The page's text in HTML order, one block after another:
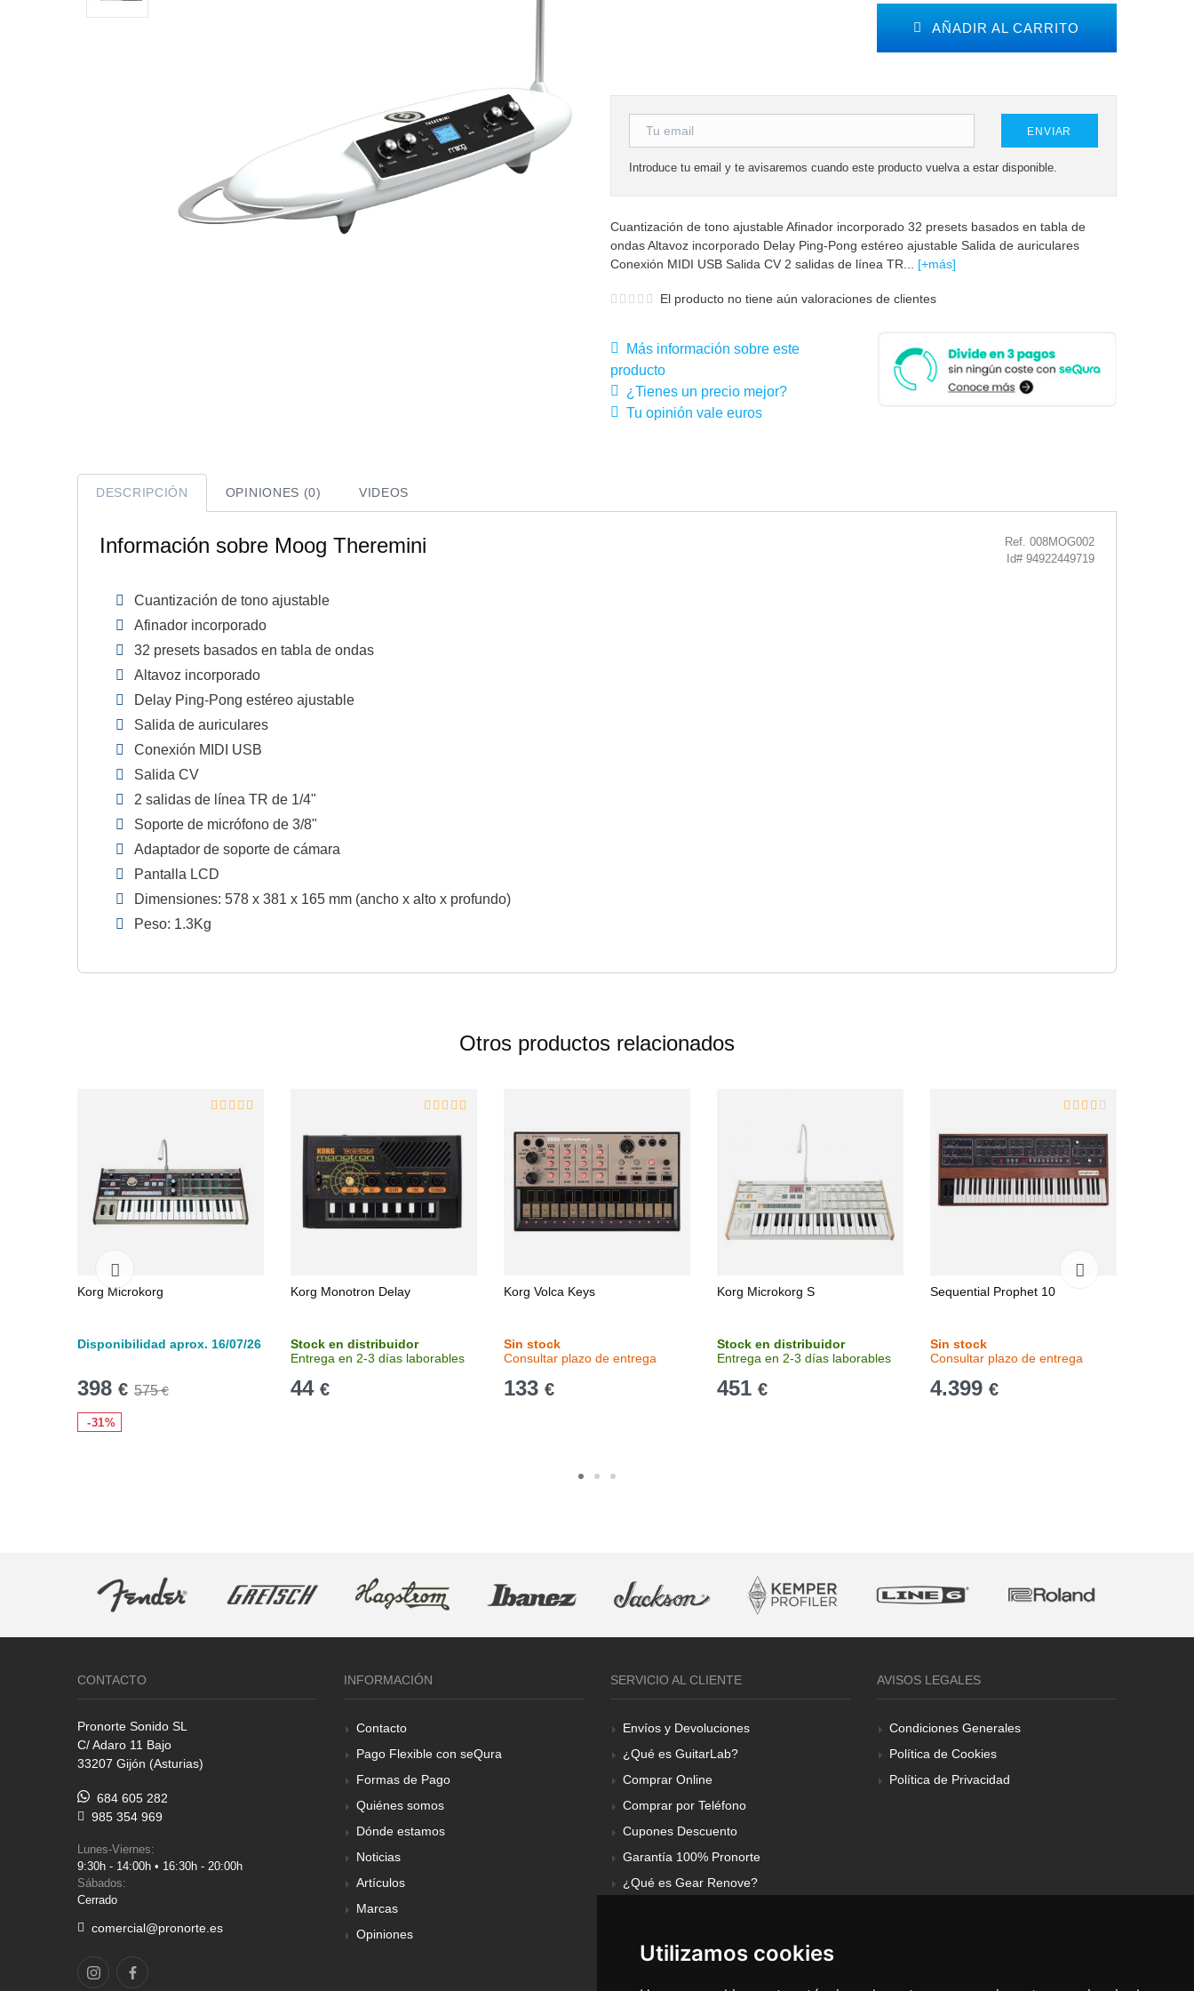
Utilizamos cookies
AÑADIR AL CARRITO
ENVIAR
Introduce tu email y te avisaremos cuando este producto vuelva a estar disponible.
Cuantización de tono ajustable Afinador incorporado 32 presets basados en tabla de
ondas Altavoz incorporado Delay Ping-Pong estéreo ajustable Salida de auriculares
Conexión MIDI USB Salida CV 2 salidas de línea TR... [+más]
El producto no tiene aún valoraciones de clientes
Más información sobre este
producto
¿Tienes un precio mejor?
Tu opinión vale euros
DESCRIPCIÓN OPINIONES (0) VIDEOS
Información sobre Moog Theremini
Ref. 008MOG002
Id# 94922449719
Cuantización de tono ajustable
Afinador incorporado
32 presets basados en tabla de ondas
Altavoz incorporado
Delay Ping-Pong estéreo ajustable
Salida de auriculares
Conexión MIDI USB
Salida CV
2 salidas de línea TR de 1/4"
Soporte de micrófono de 3/8"
Adaptador de soporte de cámara
Pantalla LCD
Dimensiones: 578 x 381 x 165 mm (ancho x alto x profundo)
Peso: 1.3Kg
Otros productos relacionados
Korg Microkorg
Disponibilidad aprox. 16/07/26
398 € 575€
-31%
Korg Monotron Delay
Stock en distribuidor
Entrega en 2-3 días laborables
44 €
Korg Volca Keys
Sin stock
Consultar plazo de entrega
133 €
Korg Microkorg S
Stock en distribuidor
Entrega en 2-3 días laborables
451 €
Sequential Prophet 10
Sin stock
Consultar plazo de entrega
4.399 €
CONTACTO
Pronorte Sonido SL
C/ Adaro 11 Bajo
33207 Gijón (Asturias)
684 605 282
985 354 969
Lunes-Viernes:
9:30h - 14:00h • 16:30h - 20:00h
Sábados:
Cerrado
comercial@pronorte.es
INFORMACIÓN
Contacto
Pago Flexible con seQura
Formas de Pago
Quiénes somos
Dónde estamos
Noticias
Artículos
Marcas
Opiniones
SERVICIO AL CLIENTE
Envíos y Devoluciones
¿Qué es GuitarLab?
Comprar Online
Comprar por Teléfono
Cupones Descuento
Garantía 100% Pronorte
¿Qué es Gear Renove?
AVISOS LEGALES
Condiciones Generales
Política de Cookies
Política de Privacidad